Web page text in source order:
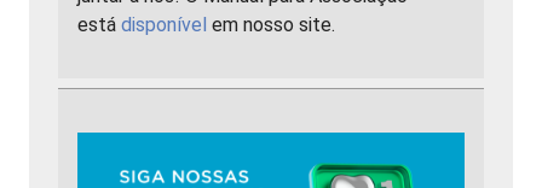
está disponível em nosso site.